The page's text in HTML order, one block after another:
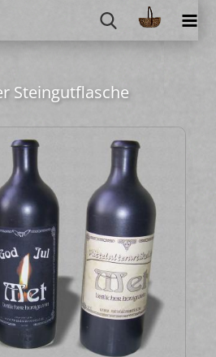
Stein­gut­fla­sche